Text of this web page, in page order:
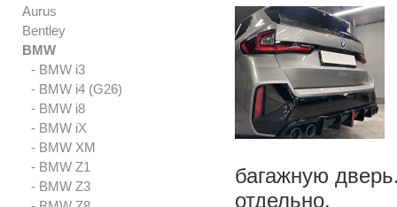
Aurus
Bentley
BMW
- BMW i3
- BMW i4 (G26)
- BMW i8
- BMW iX
- BMW XM
- BMW Z1
- BMW Z3
багажную
отдельно.